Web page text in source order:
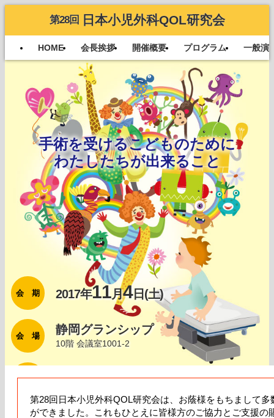
第28回 日本小児外科QOL研究会
HOME 会長挨拶 開催概要 プログラム 一般演
手術を受けるこどものために
わたしたちが出来ること
会 期 2017年11月4日(土)
会 場 静岡グランシップ
10階 会議室1001-2
会 長 漆原 直人
第28回日本小児外科QOL研究会は、お蔭様をもちまして
ができました。これもひとえに皆様方のご協力とご支援